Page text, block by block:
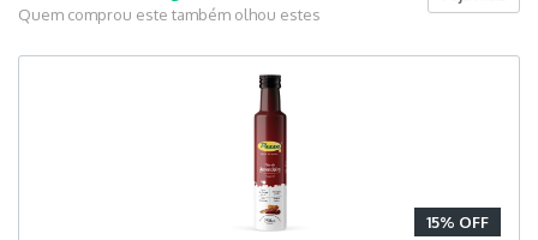
Quem comprou este também olhou estes
15% OFF